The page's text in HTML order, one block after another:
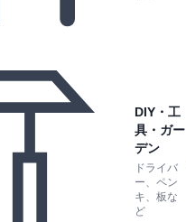
DIY・工
具・ガー
デン
ドライバ
ー、ペン
キ、板な
ど